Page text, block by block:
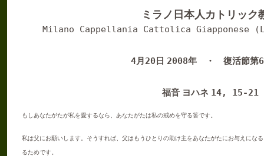
ミラノ日本人カトリック
Milano Cappellania Cattolica Giapponese
4月 20 日 2008年 ・ 復活節第6
福音 ヨハネ 14, 15-21
もしあなたがたが私を愛するなら、あなたがたは私の戒めを守る筈です。
私は父にお願いします。そうすれば、父はもうひとりの助け主をあなたがたにお与えにな
るためです。